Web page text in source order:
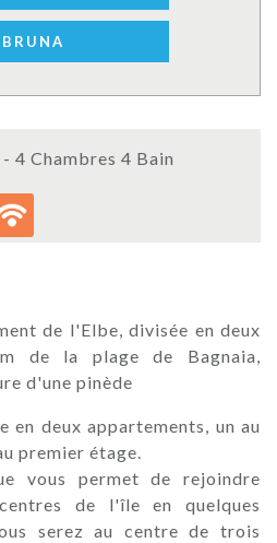
BRUNA
4 Chambres 4 Bain
de l'Elbe, divisée en deux
de la plage de Bagnaia,
d'une pinède
en deux appartements, un au
premier étage.
vous permet de rejoindre
de l'île en quelques
serez au centre de trois